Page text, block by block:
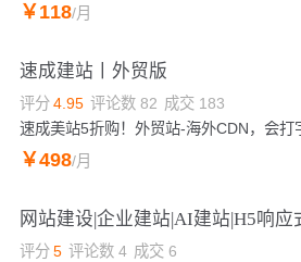
￥ 118/月
速成建站丨外贸版
评分 4.95 评论数 82 成交 183
￥498/月
评分 5 评论数 4 成交 6